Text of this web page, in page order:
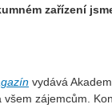
zařízení
vydává
všem zájemcům.